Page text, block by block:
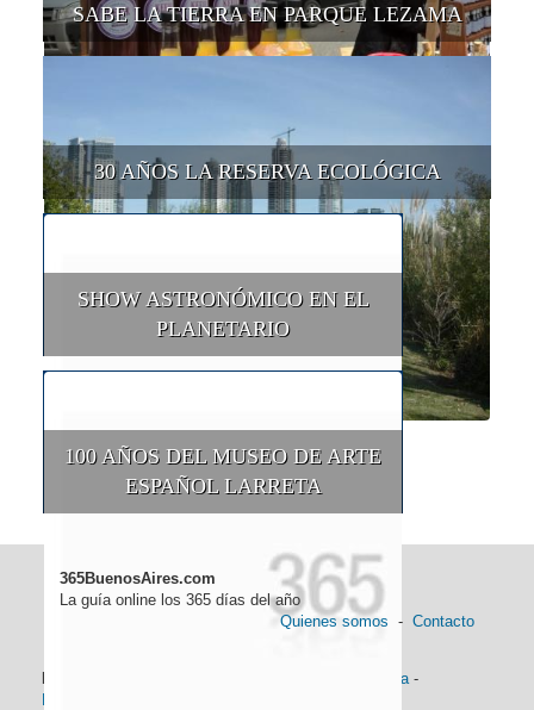
SABE LA TIERRA EN PARQUE LEZAMA
30 AÑOS LA RESERVA ECOLÓGICA
SHOW ASTRONÓMICO EN EL
PLANETARIO
100 AÑOS DEL MUSEO DE ARTE
ESPAÑOL LARRETA
365BuenosAires.com
La guía online los 365 días del año
Quienes somos - Contacto
Historia -